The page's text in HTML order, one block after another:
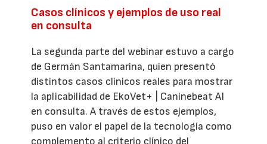
Casos clínicos y ejemplos de uso real
en consulta
La segunda parte del webinar estuvo a cargo
de Germán Santamarina, quien presentó
distintos casos clínicos reales para mostrar
la aplicabilidad de EkoVet+ | Caninebeat AI
en consulta. A través de estos ejemplos,
puso en valor el papel de la tecnología como
complemento al criterio clínico del